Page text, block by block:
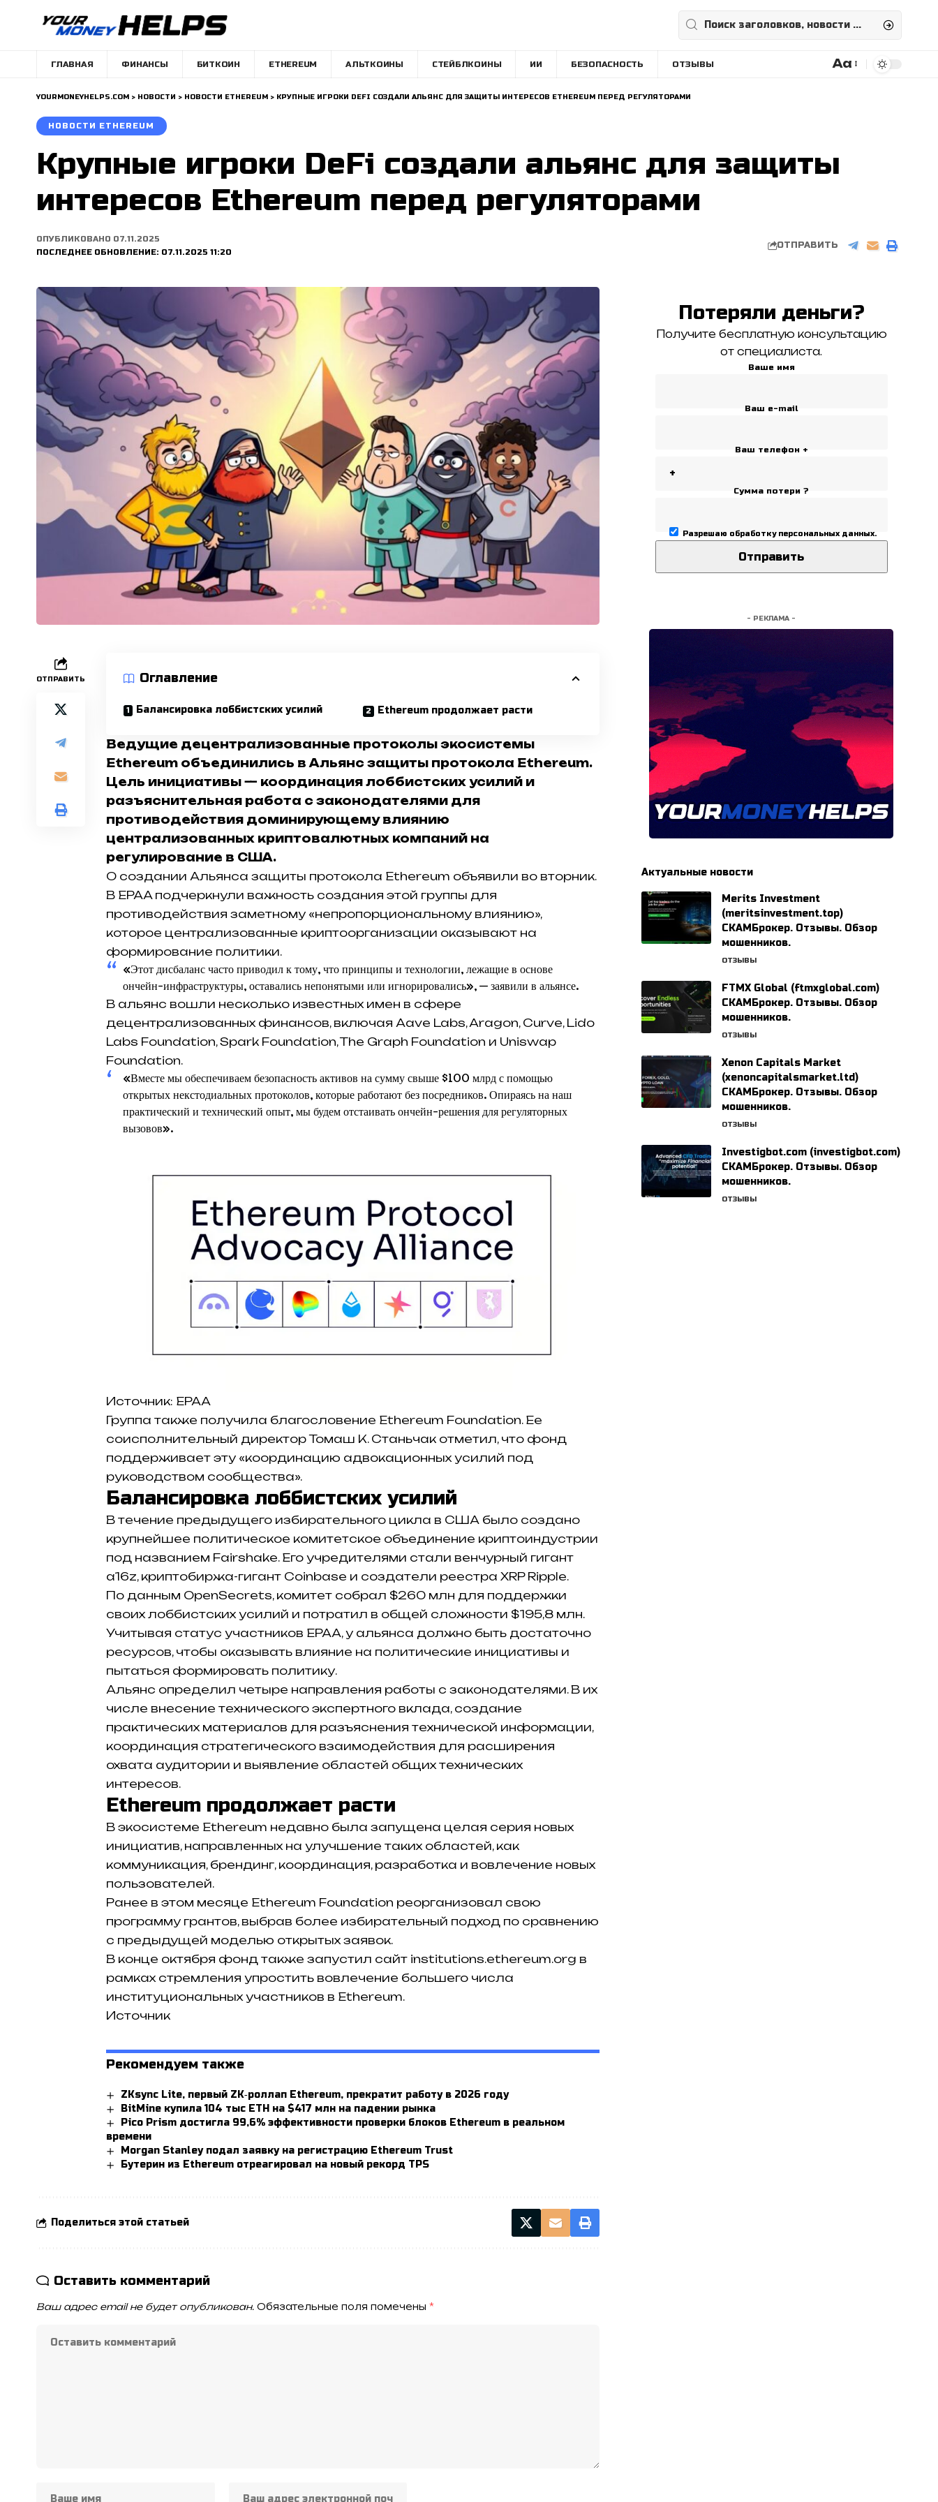
ГЛАВНАЯ ФИНАНСЫ БИТКОИН ETHEREUM АЛЬТКОИНЫ СТЕЙБЛКОИНЫ ИИ БЕЗОПАСНОСТЬ ОТЗЫВЫ
Размера
Aa
YOURMONEYHELPS.COM > НОВОСТИ > НОВОСТИ ETHEREUM > КРУПНЫЕ ИГРОКИ DEFI СОЗДАЛИ АЛЬЯНС ДЛЯ ЗАЩИТЫ ИНТЕРЕСОВ ETHEREUM ПЕРЕД РЕГУЛЯТОРАМИ
НОВОСТИ ETHEREUM
Крупные игроки DeFi создали альянс для защиты
интересов Ethereum перед регуляторами
ПОСЛЕДНЕЕ ОБНОВЛЕНИЕ: 07.11.2025 11:20
ОПУБЛИКОВАНО 07.11.2025
ОТПРАВИТЬ
ОТПРАВИТЬ Оглавление
Балансировка лоббистских усилий Ethereum продолжает расти
Ведущие децентрализованные протоколы экосистемы
Ethereum объединились в Альянс защиты протокола Ethereum.
Цель инициативы — координация лоббистских усилий и
разъяснительная работа с законодателями для
противодействия доминирующему влиянию
централизованных криптовалютных компаний на
регулирование в США.
О создании Альянса защиты протокола Ethereum объявили во вторник.
В EPAA подчеркнули важность создания этой группы для
противодействия заметному «непропорциональному влиянию»,
которое централизованные криптоорганизации оказывают на
формирование политики.
«Этот дисбаланс часто приводил к тому, что принципы и технологии, лежащие в основе
ончейн-инфраструктуры, оставались непонятыми или игнорировались», — заявили в альянсе.
В альянс вошли несколько известных имен в сфере
децентрализованных финансов, включая Aave Labs, Aragon, Curve, Lido
Labs Foundation, Spark Foundation, The Graph Foundation и Uniswap
Foundation.
«Вместе мы обеспечиваем безопасность активов на сумму свыше $100 млрд с помощью
открытых некстодиальных протоколов, которые работают без посредников. Опираясь на наш
практический и технический опыт, мы будем отстаивать ончейн-решения для регуляторных
вызовов».
Источник: EPAA
Группа также получила благословение Ethereum Foundation. Ее
соисполнительный директор Томаш К. Станьчак отметил, что фонд
поддерживает эту «координацию адвокационных усилий под
руководством сообщества».
Балансировка лоббистских усилий
В течение предыдущего избирательного цикла в США было создано
крупнейшее политическое комитетское объединение криптоиндустрии
под названием Fairshake. Его учредителями стали венчурный гигант
a16z, криптобиржа-гигант Coinbase и создатели реестра XRP Ripple.
По данным OpenSecrets, комитет собрал $260 млн для поддержки
своих лоббистских усилий и потратил в общей сложности $195,8 млн.
Учитывая статус участников EPAA, у альянса должно быть достаточно
ресурсов, чтобы оказывать влияние на политические инициативы и
пытаться формировать политику.
Альянс определил четыре направления работы с законодателями. В их
числе внесение технического экспертного вклада, создание
практических материалов для разъяснения технической информации,
координация стратегического взаимодействия для расширения
охвата аудитории и выявление областей общих технических
интересов.
Ethereum продолжает расти
В экосистеме Ethereum недавно была запущена целая серия новых
инициатив, направленных на улучшение таких областей, как
коммуникация, брендинг, координация, разработка и вовлечение новых
пользователей.
Ранее в этом месяце Ethereum Foundation реорганизовал свою
программу грантов, выбрав более избирательный подход по сравнению
с предыдущей моделью открытых заявок.
В конце октября фонд также запустил сайт institutions.ethereum.org в
рамках стремления упростить вовлечение большего числа
институциональных участников в Ethereum.
Источник
Рекомендуем также
ZKsync Lite, первый ZK‑роллап Ethereum, прекратит работу в 2026 году
BitMine купила 104 тыс ETH на $417 млн на падении рынка
Pico Prism достигла 99,6% эффективности проверки блоков Ethereum в реальном
времени
Morgan Stanley подал заявку на регистрацию Ethereum Trust
Бутерин из Ethereum отреагировал на новый рекорд TPS
Поделиться этой статьей
Оставить комментарий
Ваш адрес email не будет опубликован. Обязательные поля помечены *
Потеряли деньги?
Получите бесплатную консультацию
от специалиста.
Ваше имя
Ваш e-mail
Ваш телефон +
Сумма потери ?
Разрешаю обработку персональных данных.
- РЕКЛАМА -
Актуальные новости
Merits Investment
(meritsinvestment.top)
СКАМБрокер. Отзывы. Обзор
мошенников.
ОТЗЫВЫ
FTMX Global (ftmxglobal.com)
СКАМБрокер. Отзывы. Обзор
мошенников.
ОТЗЫВЫ
Xenon Capitals Market
(xenoncapitalsmarket.ltd)
СКАМБрокер. Отзывы. Обзор
мошенников.
ОТЗЫВЫ
Investigbot.com (investigbot.com)
СКАМБрокер. Отзывы. Обзор
мошенников.
ОТЗЫВЫ